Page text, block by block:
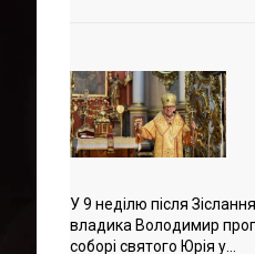
У 9 неділю після
владика Володимир
соборі святого Юрія у...